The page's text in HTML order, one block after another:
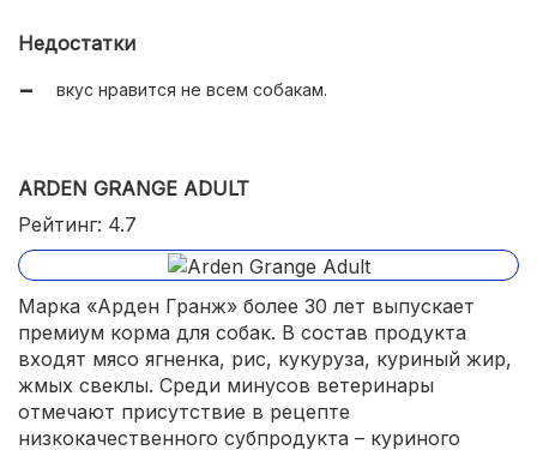
Недостатки
вкус нравится не всем собакам.
ARDEN GRANGE ADULT
Рейтинг: 4.7
Марка «Арден Гранж» более 30 лет выпускает
премиум корма для собак. В состав продукта
входят мясо ягненка, рис, кукуруза, куриный жир,
жмых свеклы. Среди минусов ветеринары
отмечают присутствие в рецепте
низкокачественного субпродукта – куриного